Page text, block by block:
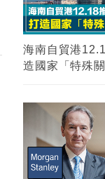
海南自貿港
造國家「特殊關